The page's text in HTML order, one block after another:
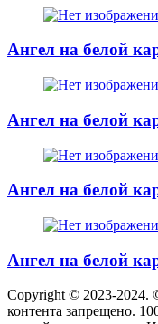
Ангел на белой
Ангел на белой
Ангел на белой
Ангел на белой
Copyright © 2023-2024.
контента запрещено.